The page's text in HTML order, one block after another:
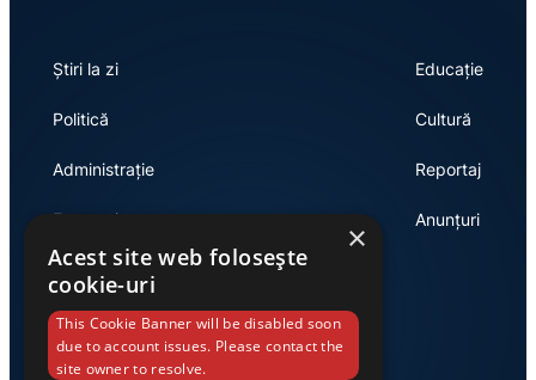
Știri la zi
Politică
Administrație
Economie
Educație
Cultură
Reportaj
Anunțuri
Link-uri utile
×
Acest site web folosește
cookie-uri
This Cookie Banner will be disabled soon
due to account issues. Please contact the
site owner to resolve.